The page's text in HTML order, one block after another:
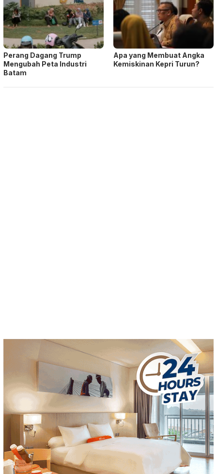
Perang Dagang Trump
Mengubah Peta Industri
Batam
Apa yang Membuat Angka
Kemiskinan Kepri Turun?